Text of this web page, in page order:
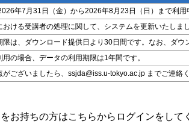
年7月31日（金）から2026年8月23日（日）まで利
ける受講者の処理に関して、システムを更新いたしま
は、ダウンロード提供日より30日間です。なお、ダ
の場合、データの利用期限は1年間です。
ございましたら、ssjda@iss.u-tokyo.ac.jp までご連絡
お持ちの方はこちらからログインをして